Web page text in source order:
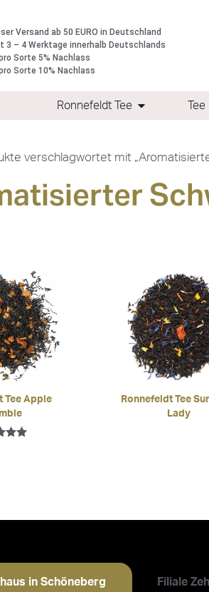
Versand ab 50 EURO in Deutschland
3 – 4 Werktage innerhalb Deutschlands
Sorte 5% Nachlass
Sorte 10% Nachlass
Ronnefeldt Tee Tee
verschlagwortet mit
Tee Apple
Ronnefeldt Tee
Lady
in Schöneberg Filiale